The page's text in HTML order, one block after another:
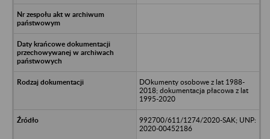
DOkumenty osobowe z lat 1988-
2018; dokumentacja płacowa z lat
1995-2020
992700/611/1274/2020-SAK; UNP:
2020-00452186